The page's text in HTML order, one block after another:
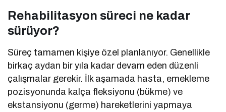
Rehabilitasyon süreci ne kadar
sürüyor?
Süreç tamamen kişiye özel planlanıyor. Genellikle
birkaç aydan bir yıla kadar devam eden düzenli
çalışmalar gerekir. İlk aşamada hasta, emekleme
pozisyonunda kalça fleksiyonu (bükme) ve
ekstansiyonu (germe) hareketlerini yapmaya